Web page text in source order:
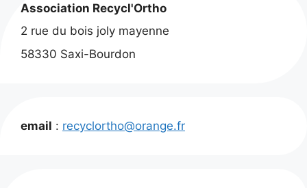
Association Recycl'Ortho
2 rue du bois joly mayenne
58330 Saxi-Bourdon
email : recyclortho@orange.fr